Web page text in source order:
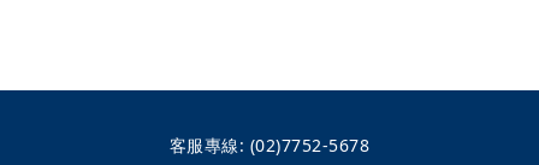
客服專線: (02)7752-5678